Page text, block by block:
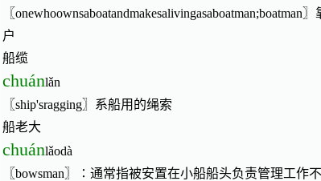
〖
户
船缆
chuánlǎn
〖ship'sragging〗系船用的绳索
船老大
chuánlǎodà
〖bowsman〗∶通常指被安置在小船船头负责管理工作